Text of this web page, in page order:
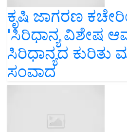
ಕೃಷಿ ಜಾಗರಣ
'ಸಿರಿಧಾನ್ಯ ವಿಶೇಷ
ಸಿರಿಧಾನ್ಯದ ಕುರಿತು
ಸಂವಾದ